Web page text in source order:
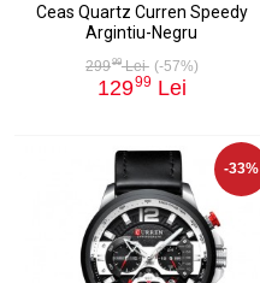
Ceas Quartz Curren Speedy
Argintiu-Negru
29999Lei (-57%)
12999 Lei
-33%